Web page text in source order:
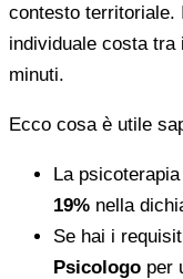
contesto territoriale.
individuale costa tra i
minuti.
Ecco cosa è utile
La
19% nella
Se hai i
Psicologo per